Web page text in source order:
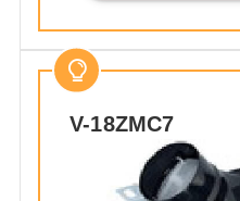
V-18ZMC7